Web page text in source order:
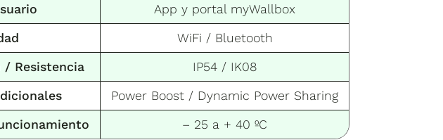
App y portal myWallbox
WiFi / Bluetooth
/ Resistencia
IP54 / IK08
Power Boost / Dynamic Power Sharing
– 25 a + 40 ºC